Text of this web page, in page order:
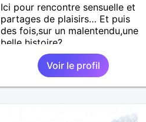
Ici pour rencontre sensuelle et
partages de plaisirs… Et puis
des fois,sur un malentendu,une
belle histoire?…
Voir le profil